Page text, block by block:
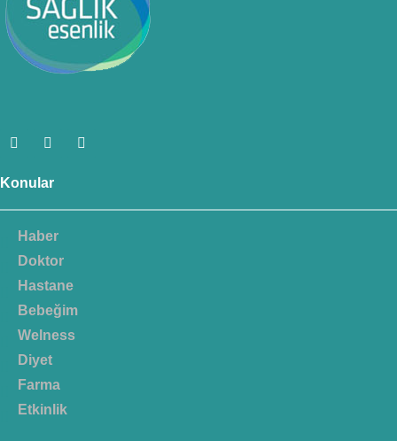
Konular
Haber
Doktor
Hastane
Bebeğim
Welness
Diyet
Farma
Etkinlik